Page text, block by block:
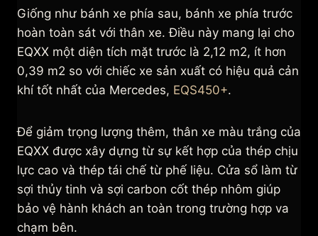
Giống như bánh xe phía sau, bánh xe phía trước
hoàn toàn sát với thân xe. Điều này mang lại cho
EQXX một diện tích mặt trước là 2,12 m2, ít hơn
0,39 m2 so với chiếc xe sản xuất có hiệu quả cản
khí tốt nhất của Mercedes, EQS450+.
Để giảm trọng lượng thêm, thân xe màu trắng của
EQXX được xây dựng từ sự kết hợp của thép chịu
lực cao và thép tái chế từ phế liệu. Cửa sổ làm từ
sợi thủy tinh và sợi carbon cốt thép nhôm giúp
bảo vệ hành khách an toàn trong trường hợp va
chạm bên.